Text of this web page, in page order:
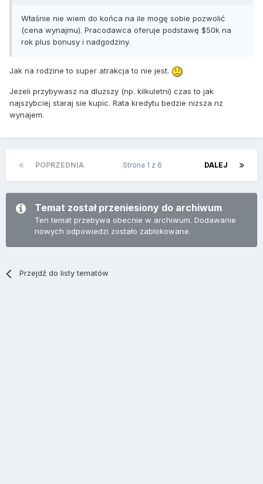
Właśnie nie wiem do końca na ile mogę sobie pozwolić
(cena wynajmu). Pracodawca oferuje podstawę $50k na
rok plus bonusy i nadgodziny.
Jak na rodzine to super atrakcja to nie jest.
Jezeli przybywasz na dluzszy (np. kilkuletni) czas to jak
najszybciej staraj sie kupic. Rata kredytu bedzie nizsza nz
wynajem.
POPRZEDNIA DALEJ
Strona 1 z 6
Temat został przeniesiony do archiwum
Ten temat przebywa obecnie w archiwum. Dodawanie
nowych odpowiedzi zostało zablokowane.
Przejdź do listy tematów